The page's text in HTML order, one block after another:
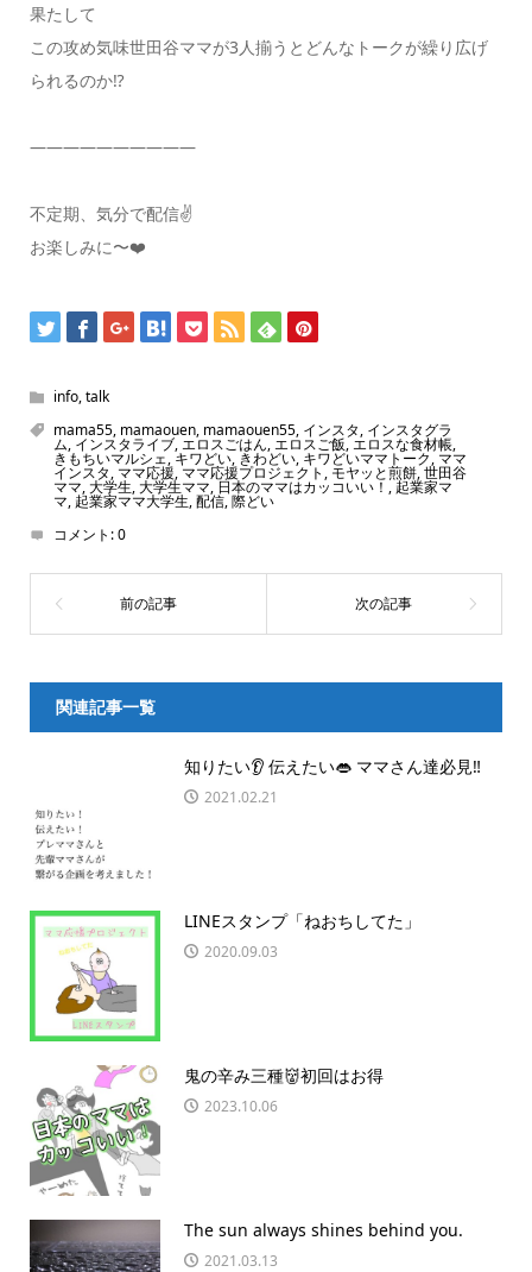
果たして
この攻め気味世田谷ママが3人揃うとどんなトークが繰り広げ
られるのか⁉️
——————————
不定期、気分で配信✌️
お楽しみに〜❤️
info,talk
mama55, mamaouen, mamaouen55, インスタ, インスタグラ
ム, インスタライブ,エロスごはん,エロスご飯,エロスな食材帳,
きもちいマルシェ,キワどい, きわどい, キワどいママトーク, ママ
インスタ, ママ応援,ママ応援プロジェクト , モヤッと煎餅,世田谷
ママ,大学生,大学生ママ,日本のママはカッコいい！ ,起業家マ
マ, 起業家ママ大学生,配信,際どい
コメント:0
関連記事一覧
知りたい👂 伝えたい👄 ママさん達必見‼️
2021.02.21
LINEスタンプ「ねおちしてた」
2020.09.03
鬼の辛み三種👹初回はお得
2023.10.06
The sun always shines behind you.
2021.03.13